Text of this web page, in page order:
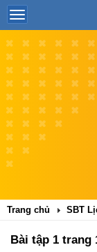
Trang chủ SBT
Bài tập 1 trang